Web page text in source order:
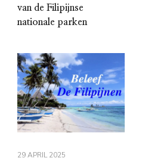
van de Filipijnse
nationale parken
29 APRIL 2025